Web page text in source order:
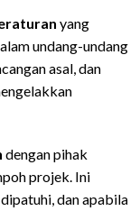
yang
undang-undang
asal, dan
dengan pihak
projek. Ini
dan apabila